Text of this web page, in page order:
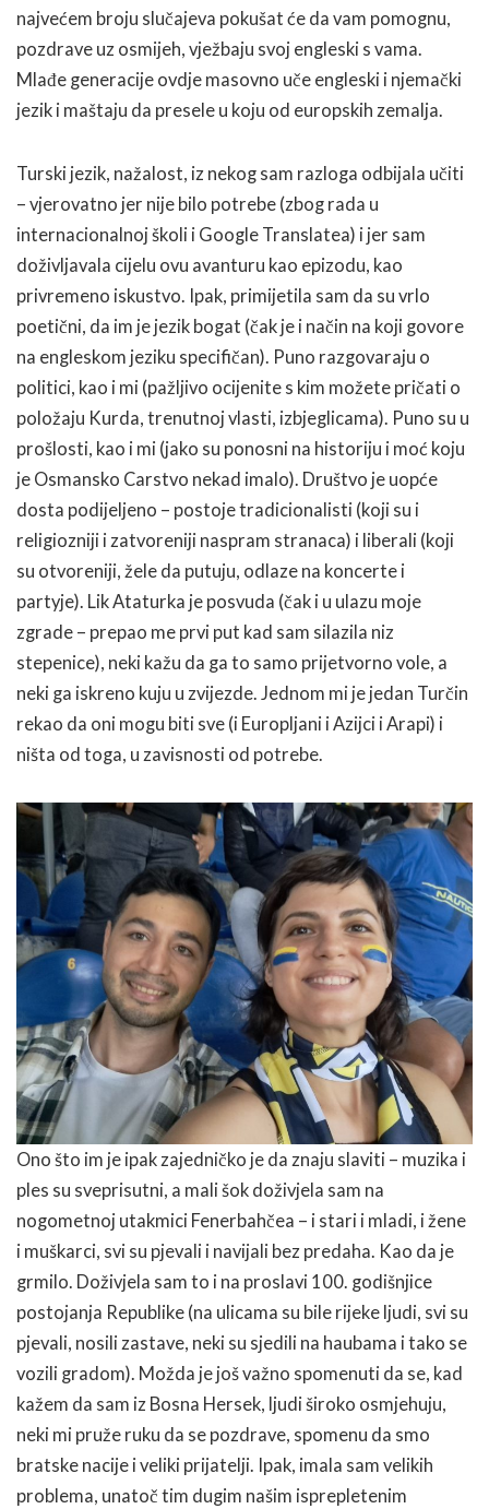
najvećem broju slučajeva pokušat će da vam pomognu,
pozdrave uz osmijeh, vježbaju svoj engleski s vama.
Mlađe generacije ovdje masovno uče engleski i njemački
jezik i maštaju da presele u koju od europskih zemalja.
Turski jezik, nažalost, iz nekog sam razloga odbijala učiti
– vjerovatno jer nije bilo potrebe (zbog rada u
internacionalnoj školi i Google Translatea) i jer sam
doživljavala cijelu ovu avanturu kao epizodu, kao
privremeno iskustvo. Ipak, primijetila sam da su vrlo
poetični, da im je jezik bogat (čak je i način na koji govore
na engleskom jeziku specifičan). Puno razgovaraju o
politici, kao i mi (pažljivo ocijenite s kim možete pričati o
položaju Kurda, trenutnoj vlasti, izbjeglicama). Puno su u
prošlosti, kao i mi (jako su ponosni na historiju i moć koju
je Osmansko Carstvo nekad imalo). Društvo je uopće
dosta podijeljeno – postoje tradicionalisti (koji su i
religiozniji i zatvoreniji naspram stranaca) i liberali (koji
su otvoreniji, žele da putuju, odlaze na koncerte i
partyje). Lik Ataturka je posvuda (čak i u ulazu moje
zgrade – prepao me prvi put kad sam silazila niz
stepenice), neki kažu da ga to samo prijetvorno vole, a
neki ga iskreno kuju u zvijezde. Jednom mi je jedan Turčin
rekao da oni mogu biti sve (i Europljani i Azijci i Arapi) i
ništa od toga, u zavisnosti od potrebe.
Ono što im je ipak zajedničko je da znaju slaviti – muzika i
ples su sveprisutni, a mali šok doživjela sam na
nogometnoj utakmici Fenerbahčea – i stari i mladi, i žene
i muškarci, svi su pjevali i navijali bez predaha. Kao da je
grmilo. Doživjela sam to i na proslavi 100. godišnjice
postojanja Republike (na ulicama su bile rijeke ljudi, svi su
pjevali, nosili zastave, neki su sjedili na haubama i tako se
vozili gradom). Možda je još važno spomenuti da se, kad
kažem da sam iz Bosna Hersek, ljudi široko osmjehuju,
neki mi pruže ruku da se pozdrave, spomenu da smo
bratske nacije i veliki prijatelji. Ipak, imala sam velikih
problema, unatoč tim dugim našim isprepletenim